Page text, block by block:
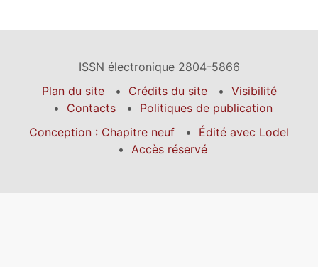
ISSN électronique 2804-5866
Plan du site
Crédits du site
Visibilité
Contacts
Politiques de publication
Conception : Chapitre neuf
Édité avec Lodel
Accès réservé